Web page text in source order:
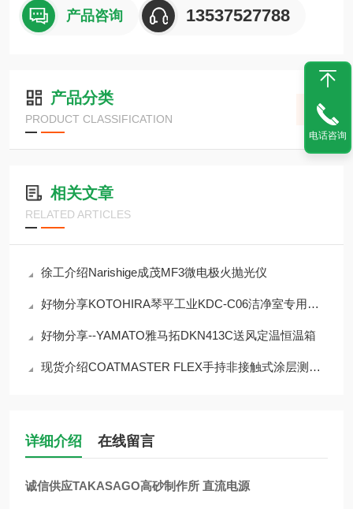
产品咨询 13537527788
产品分类
PRODUCT CLASSIFICATION
相关文章
RELATED ARTICLES
徐工介绍Narishige成茂MF3微电极火抛光仪
好物分享KOTOHIRA琴平工业KDC-C06洁净室专用除尘器
好物分享--YAMATO雅马拓DKN413C送风定温恒温箱
现货介绍COATMASTER FLEX手持非接触式涂层测厚仪
详细介绍 在线留言
诚信供应TAKASAGO高砂制作所 直流电源
电话咨询